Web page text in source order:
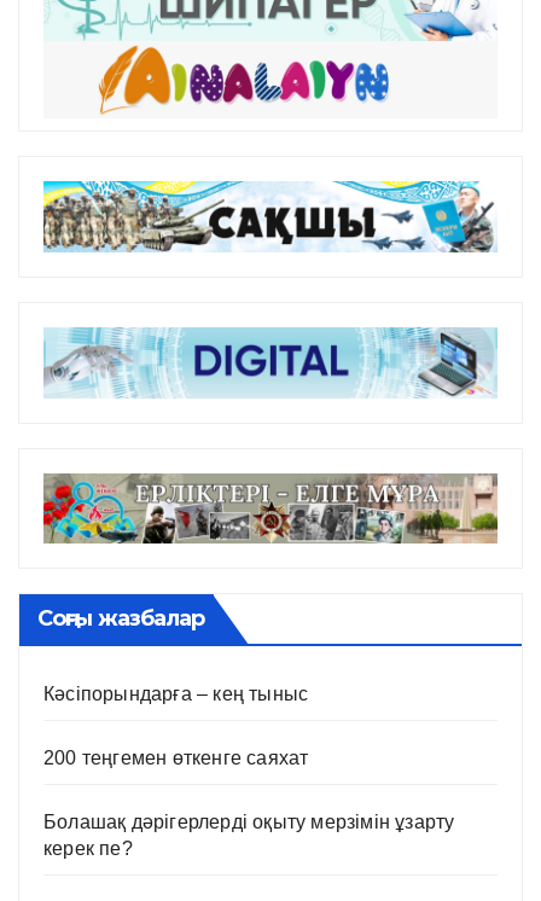
Соңғы жазбалар
Кәсіпорындарға – кең тыныс
200 теңгемен өткенге саяхат
Болашақ дәрігерлерді оқыту мерзімін ұзарту
керек пе?